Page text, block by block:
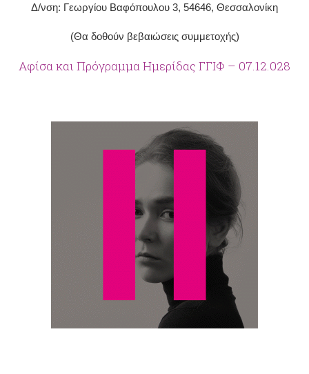
Δ/νση: Γεωργίου Βαφόπουλου 3, 54646, Θεσσαλονίκη
(Θα δοθούν βεβαιώσεις συμμετοχής)
Αφίσα και Πρόγραμμα Ημερίδας ΓΓΙΦ – 07.12.028